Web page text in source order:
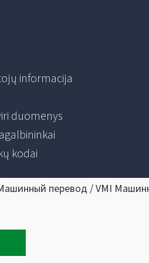
informacija
duomenys
kodai
перевод / VMI